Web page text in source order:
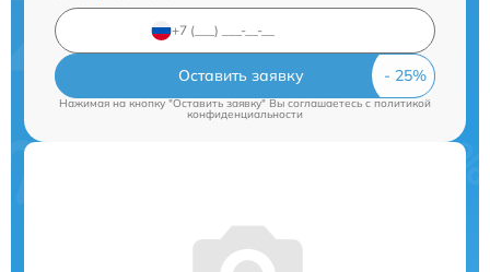
Оставить заявку
Нажимая на кнопку "Оставить заявку" Вы соглашаетесь cполитикой
конфиденциальности